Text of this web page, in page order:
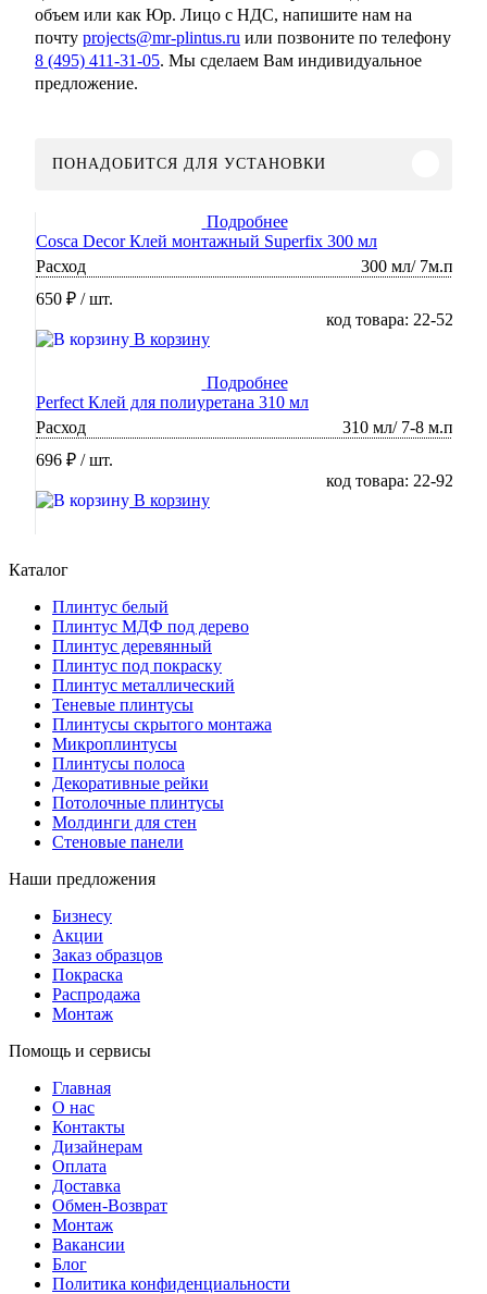
объем или как Юр. Лицо с НДС, напишите нам на
почту projects@mr-plintus.ru или позвоните по телефону
8 (495) 411-31-05. Мы сделаем Вам индивидуальное
предложение.
ПОНАДОБИТСЯ ДЛЯ УСТАНОВКИ
Подробнее
Cosca Decor Клей монтажный Superfix 300 мл
Расход
300 мл/ 7м.п
650 ₽ / шт.
код товара: 22-52
В корзину
Подробнее
Perfect Клей для полиуретана 310 мл
Расход
310 мл/ 7-8 м.п
696 ₽ / шт.
код товара: 22-92
В корзину
Каталог
Плинтус белый
Плинтус МДФ под дерево
Плинтус деревянный
Плинтус под покраску
Плинтус металлический
Теневые плинтусы
Плинтусы скрытого монтажа
Микроплинтусы
Плинтусы полоса
Декоративные рейки
Потолочные плинтусы
Молдинги для стен
Стеновые панели
Наши предложения
Бизнесу
Акции
Заказ образцов
Покраска
Распродажа
Монтаж
Помощь и сервисы
Главная
О нас
Контакты
Дизайнерам
Оплата
Доставка
Обмен-Возврат
Монтаж
Вакансии
Блог
Политика конфиденциальности